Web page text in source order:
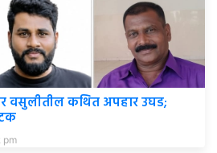
वसुलीतील कथित अपहार उघड;
pm